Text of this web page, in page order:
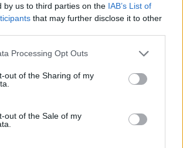
by us to third parties on the IAB’s List of
that may further disclose it to other
Processing Opt Outs
out of the Sharing of my
out of the Sale of my